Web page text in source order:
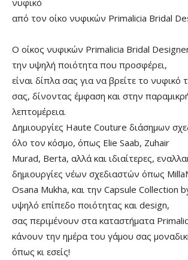
νυφικό
από τον οίκο νυφικών Primalicia Bridal
Ο οίκος νυφικών Primalicia Bridal
την υψηλή ποιότητα που προσφέρει,
είναι δίπλα σας για να βρείτε το νυφικό
σας, δίνοντας έμφαση και στην
λεπτομέρεια.
Δημιουργίες Haute Couture διάσημων
όλο τον κόσμο, όπως Elie Saab, Zuhair
Murad, Berta, αλλά και ιδιαίτερες,
δημιουργίες νέων σχεδιαστών όπως
Osana Mukha, και την Capsule Collection
υψηλό επίπεδο ποιότητας και design,
σας περιμένουν στα καταστήματα
κάνουν την ημέρα του γάμου σας
όπως κι εσείς!